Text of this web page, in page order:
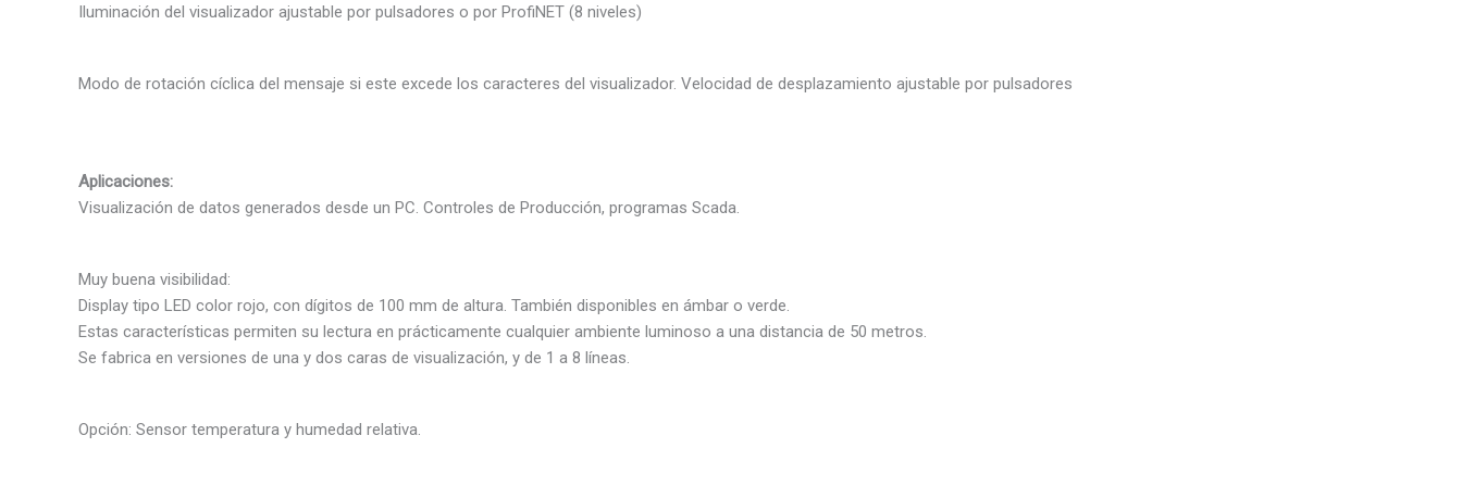
Iluminación del visualizador ajustable por pulsadores o por ProfiNET (8 niveles)
Modo de rotación cíclica del mensaje si este excede los caracteres del visualizador. Velocidad de desplazamiento ajustable por pulsadores
Aplicaciones:
Visualización de datos generados desde un PC. Controles de Producción, programas Scada.
Muy buena visibilidad:
Display tipo LED color rojo, con dígitos de 100 mm de altura. También disponibles en ámbar o verde.
Estas características permiten su lectura en prácticamente cualquier ambiente luminoso a una distancia de 50 metros.
Se fabrica en versiones de una y dos caras de visualización, y de 1 a 8 líneas.
Opción: Sensor temperatura y humedad relativa.